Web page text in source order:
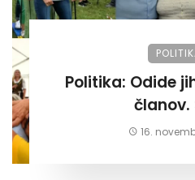
Politika: Odide jih 30 pride 600
16.